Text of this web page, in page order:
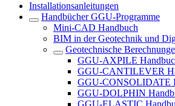
Installationsanleitungen
Handbücher GGU-Programme
Mini-CAD Handbuch
BIM in der Geotechnik und
Geotechnische
GGU-AXPILE
GGU-CANTILEVER
GGU-CONSOLIDATE
GGU-DOLPHIN
GGU-ELASTIC